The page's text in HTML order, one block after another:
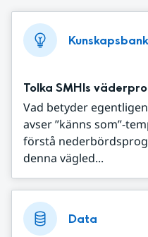
Tolka SMHIs
Vad betyder
avser ”känns som”-
förstå
denna vägled...
Data